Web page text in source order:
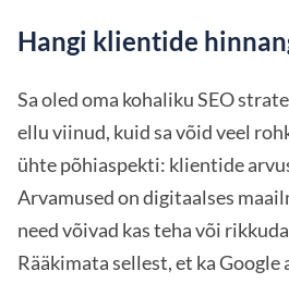
Hangi klientide
Sa oled oma kohaliku SEO
ellu viinud, kuid sa võid veel
ühte põhiaspekti: klientide
Arvamused on digitaalses
need võivad kas teha või
Rääkimata sellest, et ka Google